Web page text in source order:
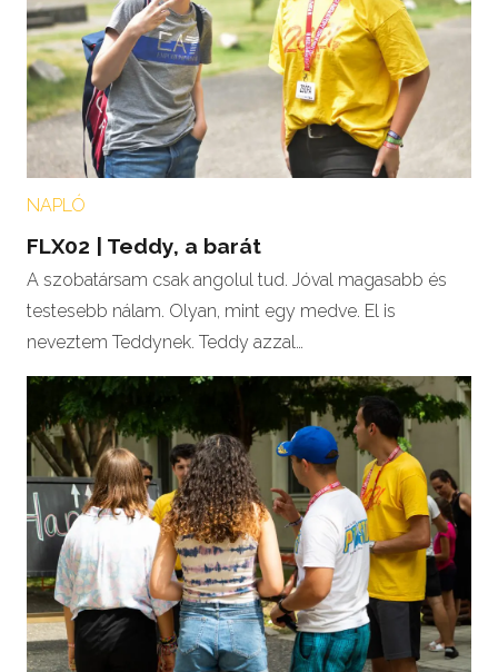
NAPLÓ
FLX02 | Teddy, a barát
A szobatársam csak angolul tud. Jóval magasabb és
testesebb nálam. Olyan, mint egy medve. El is
neveztem Teddynek. Teddy azzal…